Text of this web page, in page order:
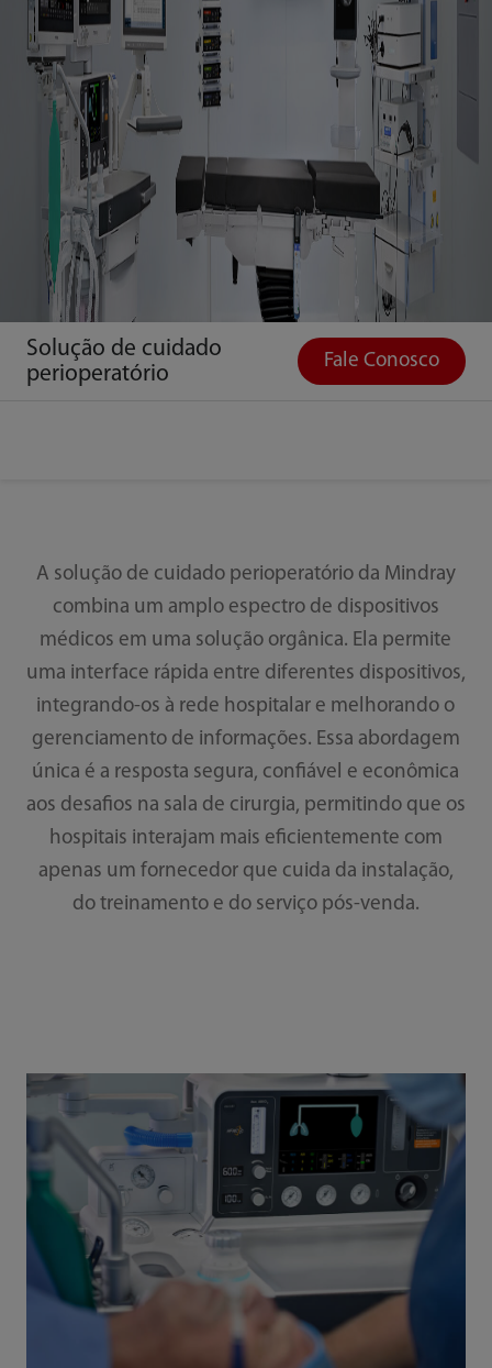
Solução de cuidado
perioperatório
Fale Conosco
A solução de cuidado perioperatório da Mindray
combina um amplo espectro de dispositivos
médicos em uma solução orgânica. Ela permite
uma interface rápida entre diferentes dispositivos,
integrando-os à rede hospitalar e melhorando o
gerenciamento de informações. Essa abordagem
única é a resposta segura, confiável e econômica
aos desafios na sala de cirurgia, permitindo que os
hospitais interajam mais eficientemente com
apenas um fornecedor que cuida da instalação,
do treinamento e do serviço pós-venda.